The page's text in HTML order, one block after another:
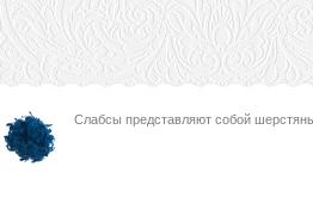
Слабсы представляют собой